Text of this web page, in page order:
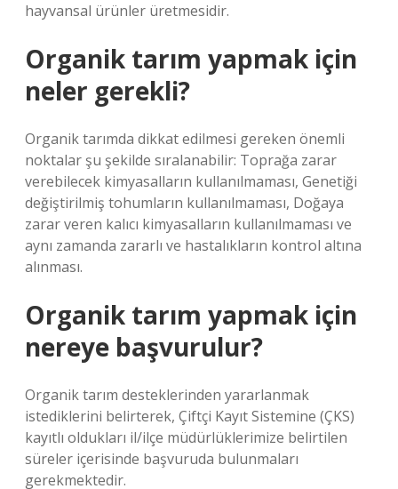
hayvansal ürünler üretmesidir.
Organik tarım yapmak için
neler gerekli?
Organik tarımda dikkat edilmesi gereken önemli
noktalar şu şekilde sıralanabilir: Toprağa zarar
verebilecek kimyasalların kullanılmaması, Genetiği
değiştirilmiş tohumların kullanılmaması, Doğaya
zarar veren kalıcı kimyasalların kullanılmaması ve
aynı zamanda zararlı ve hastalıkların kontrol altına
alınması.
Organik tarım yapmak için
nereye başvurulur?
Organik tarım desteklerinden yararlanmak
istediklerini belirterek, Çiftçi Kayıt Sistemine (ÇKS)
kayıtlı oldukları il/ilçe müdürlüklerimize belirtilen
süreler içerisinde başvuruda bulunmaları
gerekmektedir.